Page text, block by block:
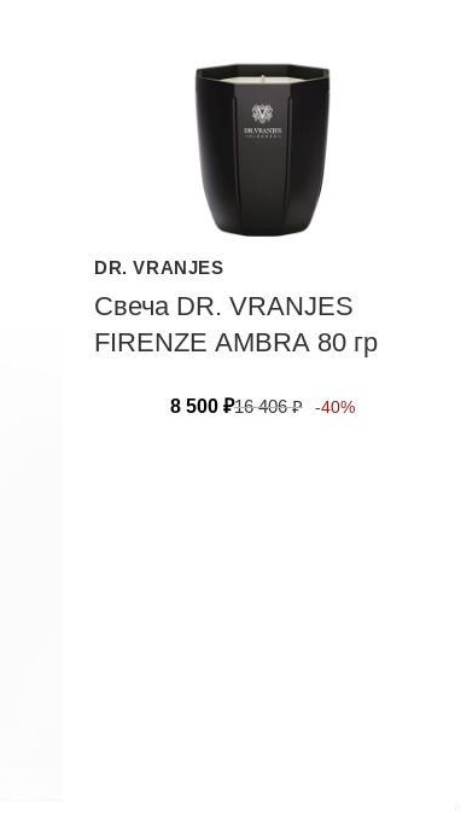
DR. VRANJES
Свеча DR. VRANJES
FIRENZE АМВRА 80 гр
8 500 ₽16 406₽ -40%